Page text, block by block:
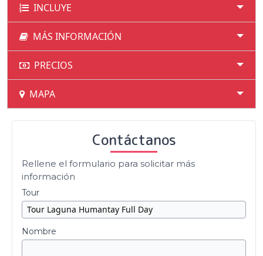
INCLUYE
MÁS INFORMACIÓN
PRECIOS
MAPA
Contáctanos
Rellene el formulario para solicitar más
información
Tour
Nombre